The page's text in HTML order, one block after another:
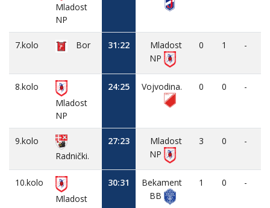
Mladost
NP
7.kolo Bor 31:22
Mladost
NP
0 1 -
8.kolo
Mladost
NP
24:25 Vojvodina. 0 0 -
9.kolo
Radnički.
27:23
Mladost
NP
3 0 -
10.kolo
Mladost
30:31
Bekament
BB
1 0 -